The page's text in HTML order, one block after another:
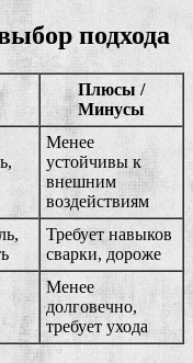
подхода
Плюсы /
Минусы
Менее
устойчивы к
внешним
воздействиям
Требует навыков
сварки, дороже
Менее
долговечно,
требует ухода